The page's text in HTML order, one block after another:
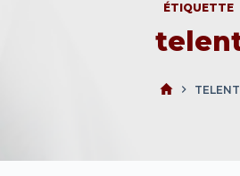
ÉTIQUETTE
TELENT